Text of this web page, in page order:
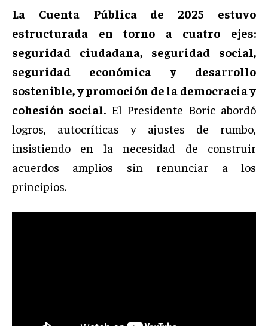
La Cuenta Pública de 2025 estuvo
estructurada en torno a cuatro ejes:
seguridad ciudadana, seguridad social,
seguridad económica y desarrollo
sostenible, y promoción de la democracia y
cohesión social.El Presidente Boric abordó
logros, autocríticas y ajustes de rumbo,
insistiendo en la necesidad de construir
acuerdos amplios sin renunciar a los
principios.